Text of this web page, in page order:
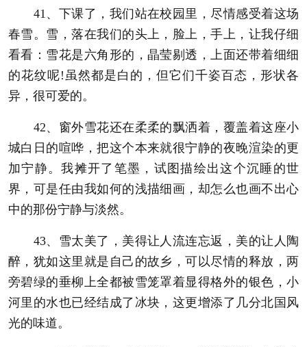
41、下课了，我们站在校园里，尽情感受着这场
春雪。雪，落在我们的头上，脸上，手上，让我仔细
看看：雪花是六角形的，晶莹剔透，上面还带着细细
的花纹呢!虽然都是白的，但它们千姿百态，形状各
异，很可爱的。
42、窗外雪花还在柔柔的飘洒着，覆盖着这座小
城白日的喧哗，把这个本来就很宁静的夜晚渲染的更
加宁静。我摊开了笔墨，试图描绘出这个沉睡的世
界，可是任由我如何的浅描细画，却怎么也画不出心
中的那份宁静与淡然。
43、雪太美了，美得让人流连忘返，美的让人陶
醉，犹如这里就是自己的故乡，可以尽情的释放，两
旁碧绿的垂柳上全都被雪笼罩着显得格外的银色，小
河里的水也已经结成了冰块，这更增添了几分北国风
光的味道。